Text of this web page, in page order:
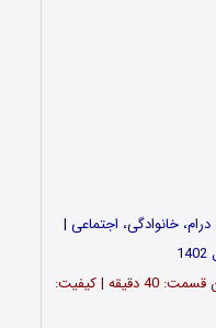
خانوادگی، اجتماعی |
تعداد قسمت‎ها: … اپیزود | مدت زمان این قسمت: 40 دقیقه | کیفیت: